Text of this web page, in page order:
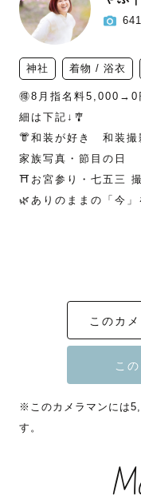
神社 着物 / 浴衣
🉐8月指名料5,000→0
細は下記↓🎐
👘和装が好き　和装撮
家族写真・節目の日
⛩️お宮参り・七五三
🌿ありのままの「今」
🚙詳しい交通費のご
部をご確認ください🚙
🉐８・9月　指名料割
まだまだ暑い時期の撮
このカ
※このカメラマンには
す。